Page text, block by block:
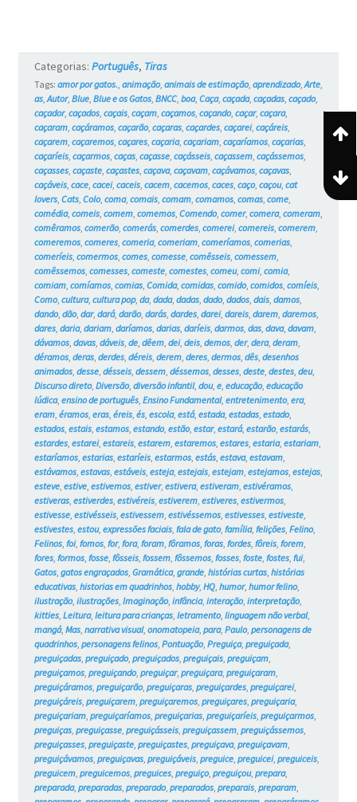
Gatos
#6
Categorias: Português, Tiras
Tags: amor por gatos., animação, animais de estimação, aprendizado,Arte,
as,Autor, Blue, Blue e os Gatos, BNCC, boa, Caça, caçada, caçadas, caçado,
caçador, caçados, caçais, caçam, caçamos, caçando, caçar, caçara,
caçaram, caçáramos, caçarão, caçaras, caçardes, caçarei, caçáreis,
caçarem, caçaremos, caçares, caçaria, caçariam, caçaríamos, caçarias,
caçaríeis, caçarmos, caças, caçasse, caçásseis, caçassem, caçássemos,
caçasses, caçaste, caçastes, caçava, caçavam, caçávamos, caçavas,
caçáveis, cace, cacei, caceis, cacem, cacemos, caces, caço, caçou, cat
lovers, Cats, Colo, coma, comais, comam, comamos, comas, come,
comédia, comeis, comem, comemos, Comendo, comer, comera, comeram,
comêramos, comerão, comerás, comerdes, comerei, comereis, comerem,
comeremos, comeres, comeria, comeriam, comeríamos, comerias,
comeríeis, comermos, comes, comesse, comêsseis, comessem,
comêssemos, comesses, comeste, comestes, comeu, comi, comia,
comiam, comíamos, comias, Comida, comidas, comido, comidos, comíeis,
Como, cultura, cultura pop, da, dada, dadas, dado, dados, dais, damos,
dando, dão, dar, dará, darão, darás, dardes, darei, dareis, darem, daremos,
dares, daria, dariam, daríamos, darias, daríeis, darmos, das, dava, davam,
dávamos, davas, dáveis, de, dêem, dei, deis, demos, der, dera, deram,
déramos, deras, derdes, déreis, derem, deres, dermos, dês, desenhos
animados, desse, désseis, dessem, déssemos, desses, deste, destes, deu,
Discurso direto, Diversão, diversão infantil, dou, e, educação, educação
lúdica, ensino de português, Ensino Fundamental, entretenimento, era,
eram, éramos, eras, éreis, és, escola, está, estada, estadas, estado,
estados, estais, estamos, estando, estão, estar, estará, estarão, estarás,
estardes, estarei, estareis, estarem, estaremos, estares, estaria, estariam,
estaríamos, estarias, estaríeis, estarmos, estás, estava, estavam,
estávamos, estavas, estáveis, esteja, estejais, estejam, estejamos, estejas,
esteve, estive, estivemos, estiver, estivera, estiveram, estivéramos,
estiveras, estiverdes, estivéreis, estiverem, estiveres, estivermos,
estivesse, estivésseis, estivessem, estivéssemos, estivesses, estiveste,
estivestes, estou, expressões faciais, fala de gato, família, felições, Felino,
Felinos, foi, fomos, for, fora, foram, fôramos, foras, fordes, fôreis, forem,
fores, formos, fosse, fôsseis, fossem, fôssemos, fosses, foste, fostes, fui,
Gatos, gatos engraçados, Gramática, grande, histórias curtas, histórias
educativas, historias em quadrinhos, hobby, HQ, humor, humor felino,
ilustração, ilustrações, Imaginação, infância, interação, interpretação,
kitties, Leitura, leitura para crianças, letramento, linguagem não verbal,
mangá, Mas, narrativa visual, onomatopeia, para, Paulo, personagens de
quadrinhos, personagens felinos, Pontuação, Preguiça, preguiçada,
preguiçadas, preguiçado, preguiçados, preguiçais, preguiçam,
preguiçamos, preguiçando, preguiçar, preguiçara, preguiçaram,
preguiçáramos, preguiçarão, preguiçaras, preguiçardes, preguiçarei,
preguiçáreis, preguiçarem, preguiçaremos, preguiçares, preguiçaria,
preguiçariam, preguiçaríamos, preguiçarias, preguiçaríeis, preguiçarmos,
preguiças, preguiçasse, preguiçásseis, preguiçassem, preguiçássemos,
preguiçasses, preguiçaste, preguiçastes, preguiçava, preguiçavam,
preguiçávamos, preguiçavas, preguiçáveis, preguice, preguicei, preguiceis,
preguicem, preguicemos, preguices, preguiço, preguiçou, prepara,
preparada, preparadas, preparado, preparados, preparais, preparam,